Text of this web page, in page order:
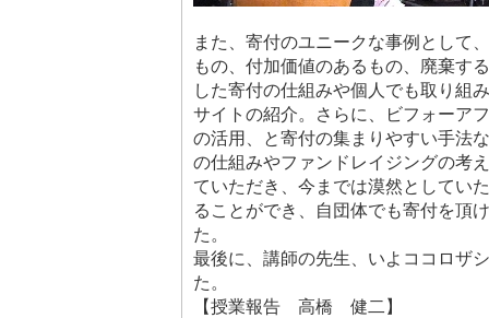
また、寄付のユニークな事例として
もの、付加価値のあるもの、廃棄す
した寄付の仕組みや個人でも取り組
サイトの紹介。さらに、ビフォーア
の活用、と寄付の集まりやすい手法
の仕組みやファンドレイジングの考
ていただき、今までは漠然としてい
ることができ、自団体でも寄付を頂
た。
最後に、講師の先生、いよココロザ
た。
【授業報告 高橋 健二】